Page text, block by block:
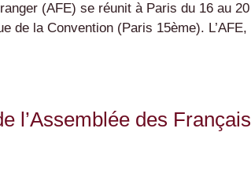
(AFE) se réunit à Paris du 16 au 20
de la Convention (Paris 15ème). L’AFE,
l’Assemblée des Français